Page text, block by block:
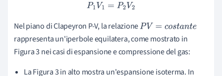
P1V 1=P2V2
Nel piano di Clapeyron P-V, la relazionePV= os tante
rappresenta un'iperbole equilatera, come mostrato in
Figura 3 nei casi di espansione e compressione del gas:
La Figura 3 in alto mostra un'espansione isoterma. In